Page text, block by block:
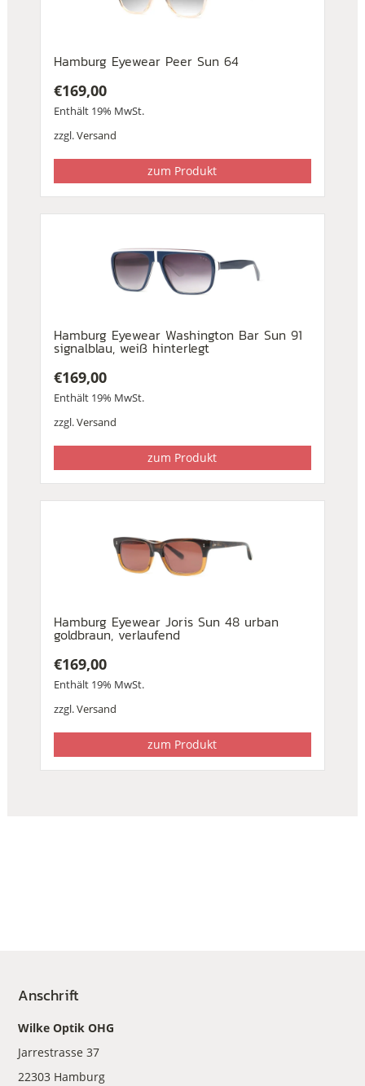
Hamburg Eyewear Peer Sun 64
€169,00
Enthält 19% MwSt.
zzgl.Versand
zum Produkt
Hamburg Eyewear Washington Bar Sun 91
signalblau, weiß hinterlegt
€169,00
Enthält 19% MwSt.
zzgl.Versand
zum Produkt
Hamburg Eyewear Joris Sun 48 urban
goldbraun, verlaufend
€169,00
Enthält 19% MwSt.
zzgl.Versand
zum Produkt
Anschrift
Wilke Optik OHG
Jarrestrasse 37
22303 Hamburg